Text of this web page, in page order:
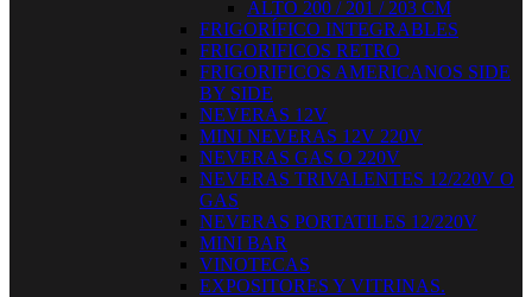
ALTO 200 / 201 / 203 CM
FRIGORÍFICO INTEGRABLES
FRIGORIFICOS RETRO
FRIGORIFICOS AMERICANOS SIDE
BY SIDE
NEVERAS 12V
MINI NEVERAS 12V 220V
NEVERAS GAS O 220V
NEVERAS TRIVALENTES 12/220V O
GAS
NEVERAS PORTATILES 12/220V
MINI BAR
VINOTECAS
EXPOSITORES Y VITRINAS.